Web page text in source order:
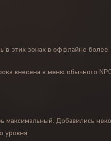
в этих зонах в оффлайне более
внесена в меню обычного
максимальный. Добавились
уровня.